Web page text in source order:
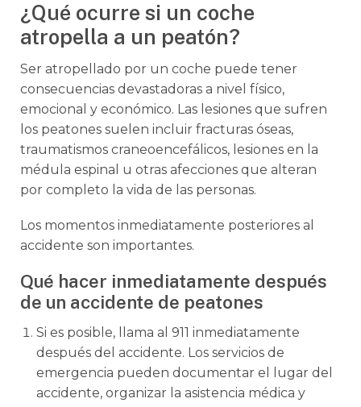
¿Qué ocurre si un coche
atropella a un peatón?
Ser atropellado por un coche puede tener
consecuencias devastadoras a nivel físico,
emocional y económico. Las lesiones que sufren
los peatones suelen incluir fracturas óseas,
traumatismos craneoencefálicos, lesiones en la
médula espinal u otras afecciones que alteran
por completo la vida de las personas.
Los momentos inmediatamente posteriores al
accidente son importantes.
Qué hacer inmediatamente después
de un accidente de peatones
Si es posible, llama al 911 inmediatamente
después del accidente. Los servicios de
emergencia pueden documentar el lugar del
accidente, organizar la asistencia médica y